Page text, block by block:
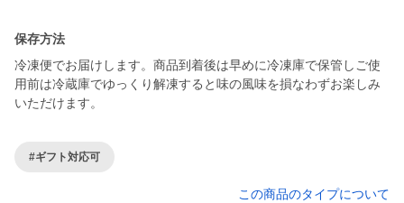
保存方法
冷凍便でお届けします。商品到着後は早めに冷凍庫で保管しご使
用前は冷蔵庫でゆっくり解凍すると味の風味を損なわずお楽しみ
いただけます。
#ギフト対応可
この商品のタイプについて